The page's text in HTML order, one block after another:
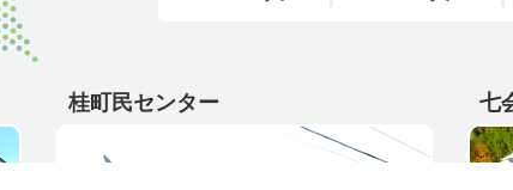
桂町民センター 七